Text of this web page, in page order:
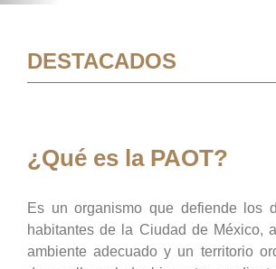
DESTACADOS
¿Qué es la PAOT?
Es un organismo que defiende los
habitantes de la Ciudad de México,
ambiente adecuado y un territorio